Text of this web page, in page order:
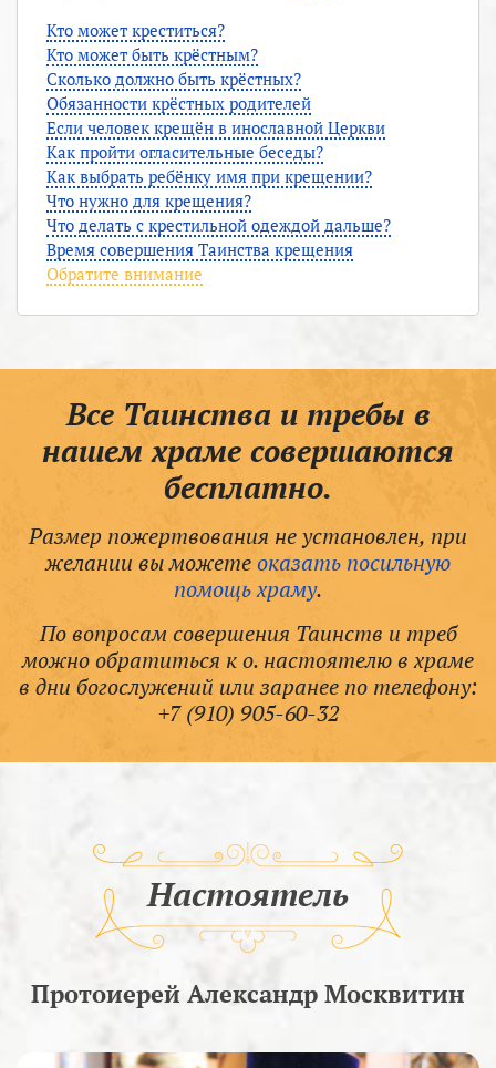
Кто может креститься?
Кто может быть крёстным?
Сколько должно быть крёстных?
Обязанности крёстных родителей
Если человек крещён в инославной Церкви
Как пройти огласительные беседы?
Как выбрать ребёнку имя при крещении?
Что нужно для крещения?
Что делать с крестильной одеждой дальше?
Время совершения Таинства крещения
Обратите внимание
Все Таинства и требы в
нашем храме совершаются
бесплатно.
Размер пожертвования не установлен, при
желании вы можетеоказать посильную
помощь храму.
По вопросам совершения Таинств и треб
можно обратиться к о. настоятелю в храме
в дни богослужений или заранее по телефону:
+7 (910) 905-60-32
Настоятель
Протоиерей Александр Москвитин